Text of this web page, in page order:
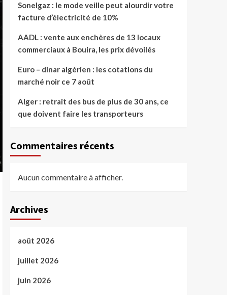
Sonelgaz : le mode veille peut alourdir votre
facture d’électricité de 10%
AADL : vente aux enchères de 13 locaux
commerciaux à Bouira, les prix dévoilés
Euro – dinar algérien : les cotations du
marché noir ce 7 août
Alger : retrait des bus de plus de 30 ans, ce
que doivent faire les transporteurs
Commentaires récents
Aucun commentaire à afficher.
Archives
août 2026
juillet 2026
juin 2026